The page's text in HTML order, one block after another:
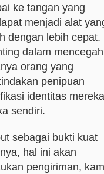
ke tangan yang
menjadi alat
dengan lebih cepat.
dalam mencegah
orang yang
penipuan
identitas mereka
sendiri.
sebagai bukti kuat
hal ini akan
pengiriman,